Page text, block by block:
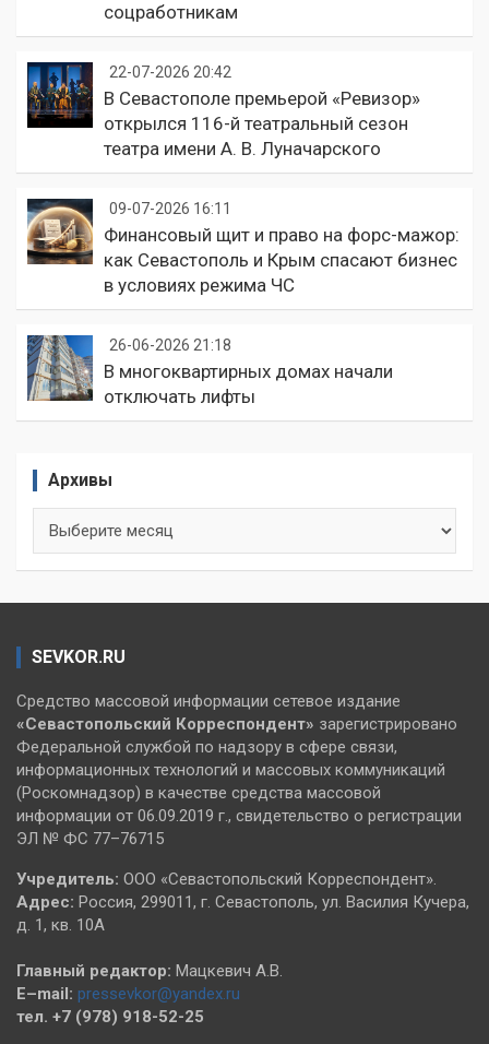
соцработникам
22-07-2026 20:42
В Севастополе премьерой «Ревизор»
открылся 116-й театральный сезон
театра имени А. В. Луначарского
09-07-2026 16:11
Финансовый щит и право на форс-мажор:
как Севастополь и Крым спасают бизнес
в условиях режима ЧС
26-06-2026 21:18
В многоквартирных домах начали
отключать лифты
Архивы
SEVKOR.RU
Средство массовой информации сетевое издание
«Севастопольский Корреспондент» зарегистрировано
Федеральной службой по надзору в сфере связи,
информационных технологий и массовых коммуникаций
(Роскомнадзор) в качестве средства массовой
информации от 06.09.2019 г., свидетельство о регистрации
ЭЛ № ФС 77–76715
Учредитель: ООО «Севастопольский Корреспондент».
Адрес: Россия, 299011, г. Севастополь, ул. Василия Кучера,
д. 1, кв. 10А
Главный редактор: Мацкевич А.В.
E–mail: pressevkor@yandex.ru
тел. +7 (978) 918-52-25